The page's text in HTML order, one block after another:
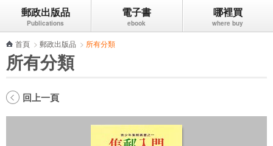
跳到主要內容區塊
郵政出版品 電子書 哪裡買
首頁 > 郵政出版品 > 所有分類
所有分類
回上一頁